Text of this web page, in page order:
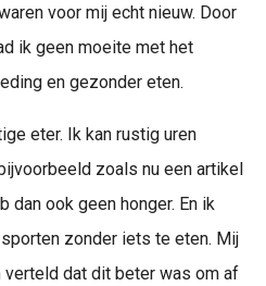
voor mij echt nieuw. Door
ik geen moeite met het
en gezonder eten.
eter. Ik kan rustig uren
zoals nu een artikel
dan ook geen honger. En ik
zonder iets te eten. Mij
verteld dat dit beter was om af